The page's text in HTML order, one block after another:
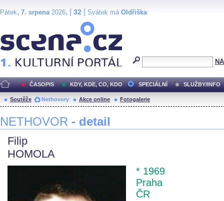
Pátek, 7. srpena2026, | 32 Svátek má Oldřiška
ČASOPIS KDY, KDE, CO, KDO SPECIÁLNÍ SLUŽBY/INFO
Soutěže Nethovory Akce online Fotogalerie
NETHOVOR - detail
Filip
HOMOLA
* 1969
Praha
ČR